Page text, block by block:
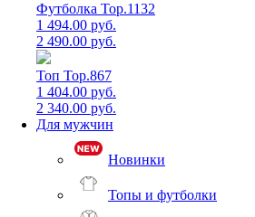
Футболка Top.1132
1 494.00 руб.
2 490.00 руб.
Топ Top.867
1 404.00 руб.
2 340.00 руб.
Для мужчин
Новинки
Топы и футболки